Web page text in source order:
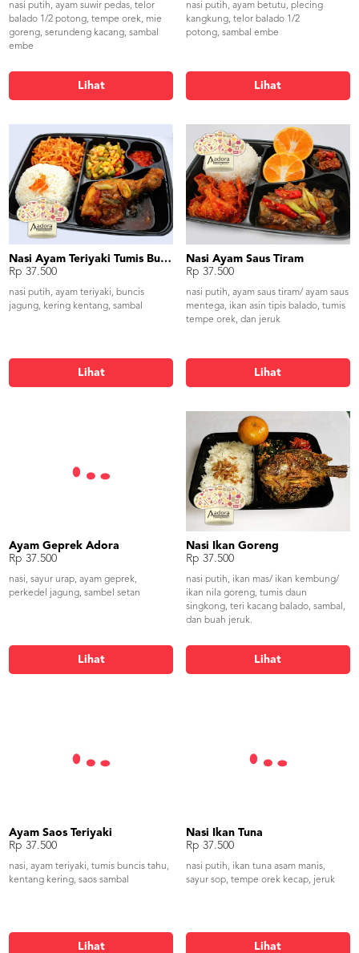
nasi putih, ayam suwir pedas, telor
balado 1/2 potong, tempe orek, mie
goreng, serundeng kacang, sambal
embe
Lihat
nasi putih, ayam betutu, plecing
kangkung, telor balado 1/2
potong, sambal embe
Lihat
Nasi Ayam Teriyaki Tumis Buncis Jagung
Rp 37.500
nasi putih, ayam teriyaki, buncis
jagung, kering kentang, sambal
Lihat
Nasi Ayam Saus Tiram
Rp 37.500
nasi putih, ayam saus tiram/ ayam saus
mentega, ikan asin tipis balado, tumis
tempe orek, dan jeruk
Lihat
Ayam Geprek Adora
Rp 37.500
nasi, sayur urap, ayam geprek,
perkedel jagung, sambel setan
Lihat
Nasi Ikan Goreng
Rp 37.500
nasi putih, ikan mas/ ikan kembung/
ikan nila goreng, tumis daun
singkong, teri kacang balado, sambal,
dan buah jeruk.
Lihat
Ayam Saos Teriyaki
Rp 37.500
nasi, ayam teriyaki, tumis buncis tahu,
kentang kering, saos sambal
Lihat
Nasi Ikan Tuna
Rp 37.500
nasi putih, ikan tuna asam manis,
sayur sop, tempe orek kecap, jeruk
Lihat